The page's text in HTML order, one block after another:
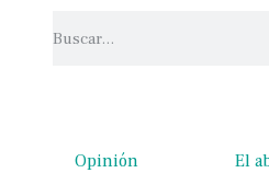
Opinión El